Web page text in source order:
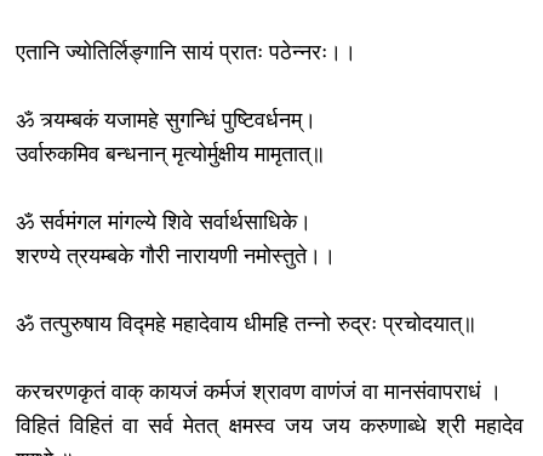
एतानि ज्योतिर्लिङ्गानि सायं प्रातः पठेन्नरः।।
ॐ त्र्यम्बकं यजामहे सुगन्धिं पुष्टिवर्धनम्।
उर्वारुकमिव बन्धनान् मृत्योर्मुक्षीय मामृतात्॥
ॐ सर्वमंगल मांगल्ये शिवे सर्वार्थसाधिके।
शरण्ये त्रयम्बके गौरी नारायणी नमोस्तुते।।
ॐ तत्पुरुषाय विद्महे महादेवाय धीमहि तन्नो रुद्रः प्रचोदयात्॥
करचरणकृतं वाक् कायजं कर्मजं श्रावण वाणंजं वा मानसंवापराधं ।
विहितं विहितं वा सर्व मेतत् क्षमस्व जय जय करुणाब्धे श्री महादेव